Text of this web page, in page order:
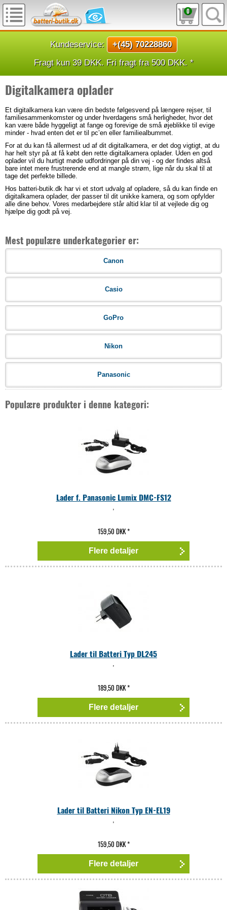
0
Kundeservice:
+(45) 70228860
Fragt kun 39 DKK. Fri fragt fra 500 DKK. *
Digitalkamera oplader
Et digitalkamera kan være din bedste følgesvend på længere rejser, til
familiesammenkomster og under hverdagens små herligheder, hvor det
kan være både hyggeligt at fange og forevige de små øjeblikke til evige
minder - hvad enten det er til pc’en eller familiealbummet.
For at du kan få allermest ud af dit digitalkamera, er det dog vigtigt, at du
har helt styr på at få købt den rette digitalkamera oplader. Uden en god
oplader vil du hurtigt møde udfordringer på din vej - og der findes altså
bare intet mere frustrerende end at mangle strøm, lige når du skal til at
tage det perfekte billede.
Hos batteri-butik.dk har vi et stort udvalg af opladere, så du kan finde en
digitalkamera oplader, der passer til dit unikke kamera, og som opfylder
alle dine behov. Vores medarbejdere står altid klar til at vejlede dig og
hjælpe dig godt på vej.
Mest populære underkategorier er:
Canon
Casio
GoPro
Nikon
Panasonic
Populære produkter i denne kategori:
Lader f. Panasonic Lumix DMC-FS12
,
159,50 DKK*
Flere detaljer
Lader til Batteri Typ DL245
,
189,50 DKK*
Flere detaljer
Lader til Batteri Nikon Typ EN-EL19
,
159,50 DKK*
Flere detaljer